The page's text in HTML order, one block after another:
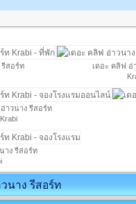
รีสอร์ท
เดอะ คลิฟ อ่
าวนาง รีสอร์ท
Krabi
าง รีสอร์ท
นาง รีสอร์ท